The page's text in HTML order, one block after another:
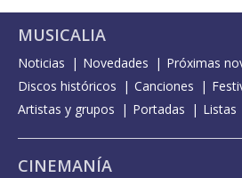
MUSICALIA
Noticias Novedades
Próximas
Discos históricos
Canciones
Artistas y grupos
Portadas Listas
CINEMANÍA